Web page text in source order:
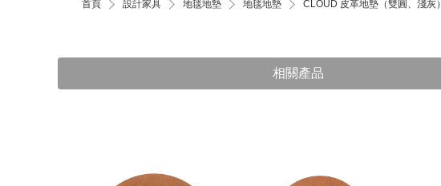
首頁 設計家具 地毯地墊 地毯地墊 CLOUD 皮革地墊（雙圓、淺灰）
相關產品